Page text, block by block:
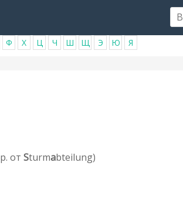
Ф Х Ц Ч Ш Щ Э Ю Я
от Sturmabteilung)